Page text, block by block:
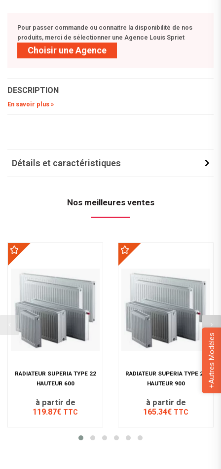
Pour passer commande ou connaitre la disponibilité de nos
produits, merci de sélectionner une Agence Louis Spriet
Choisir une Agence
DESCRIPTION
En savoir plus »
+Autres Modèles
Détails et caractéristiques
Nos meilleures ventes
RADIATEUR SUPERIA TYPE 22
HAUTEUR 600
à partir de
119.87€ TTC
RADIATEUR SUPERIA TYPE 22
HAUTEUR 900
à partir de
165.34€ TTC